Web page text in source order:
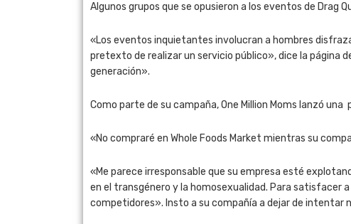
Algunos grupos que se opusieron a los eventos de Drag
«Los eventos inquietantes involucran a hombres
pretexto de realizar un servicio público», dice la página
generación».
Como parte de su campaña, One Million Moms lanzó
«No compraré en Whole Foods Market mientras su
«Me parece irresponsable que su empresa esté
en el transgénero y la homosexualidad. Para satisfacer
competidores». Insto a su compañía a dejar de intentar